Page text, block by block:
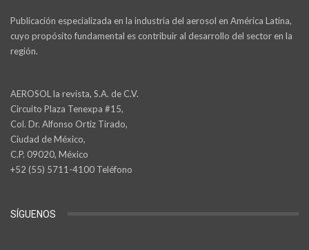
Publicación especializada en la industria del aerosol en América Latina,
cuyo propósito fundamental es contribuir al desarrollo del sector en la
región.
AEROSOL la revista, S.A. de C.V.
Circuito Plaza Tenexpa #15,
Col. Dr. Alfonso Ortiz Tirado,
Ciudad de México,
C.P. 09020, México
+52 (55) 5711-4100 Teléfono
SÍGUENOS